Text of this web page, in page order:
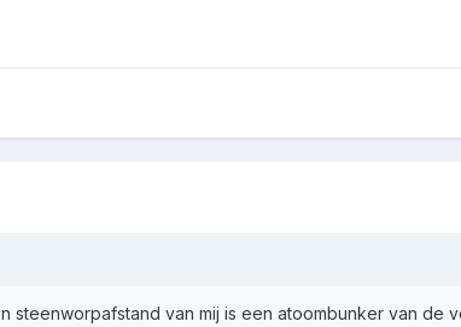
steenworpafstand van mij is een atoombunker van de